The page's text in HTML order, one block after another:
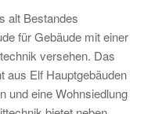
alt Bestandes
für Gebäude mit einer
versehen. Das
aus Elf Hauptgebäuden
und eine Wohnsiedlung